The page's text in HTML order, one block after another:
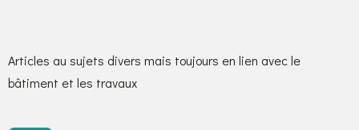
Articles au sujets divers mais toujours en lien avec le
bâtiment et les travaux